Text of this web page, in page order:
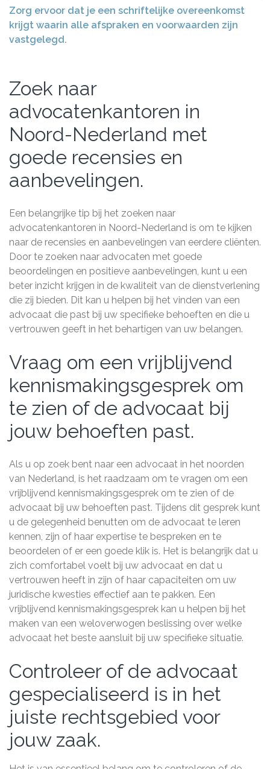
Zorg ervoor dat je een schriftelijke overeenkomst
krijgt waarin alle afspraken en voorwaarden zijn
vastgelegd.
Zoek naar
advocatenkantoren in
Noord-Nederland met
goede recensies en
aanbevelingen.
Een belangrijke tip bij het zoeken naar
advocatenkantoren in Noord-Nederland is om te kijken
naar de recensies en aanbevelingen van eerdere cliënten.
Door te zoeken naar advocaten met goede
beoordelingen en positieve aanbevelingen, kunt u een
beter inzicht krijgen in de kwaliteit van de dienstverlening
die zij bieden. Dit kan u helpen bij het vinden van een
advocaat die past bij uw specifieke behoeften en die u
vertrouwen geeft in het behartigen van uw belangen.
Vraag om een vrijblijvend
kennismakingsgesprek om
te zien of de advocaat bij
jouw behoeften past.
Als u op zoek bent naar een advocaat in het noorden
van Nederland, is het raadzaam om te vragen om een
vrijblijvend kennismakingsgesprek om te zien of de
advocaat bij uw behoeften past. Tijdens dit gesprek kunt
u de gelegenheid benutten om de advocaat te leren
kennen, zijn of haar expertise te bespreken en te
beoordelen of er een goede klik is. Het is belangrijk dat u
zich comfortabel voelt bij uw advocaat en dat u
vertrouwen heeft in zijn of haar capaciteiten om uw
juridische kwesties effectief aan te pakken. Een
vrijblijvend kennismakingsgesprek kan u helpen bij het
maken van een weloverwogen beslissing over welke
advocaat het beste aansluit bij uw specifieke situatie.
Controleer of de advocaat
gespecialiseerd is in het
juiste rechtsgebied voor
jouw zaak.